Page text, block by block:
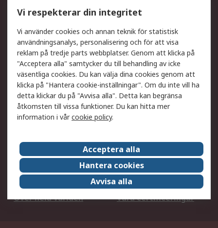
DesignSpark
Teknisk Support
Ditt lokala säljteam
Exportlösningar
Support
Få hjälp
Retur av varor
Leverans
Spåra din order
Begär en fakturakopi
Fördelar med RS-konto
Betalningsalternativ
Om RS
Försäljningsvillkor
Det juridiska
Press Centre
Jobba hos RS
ESG
Över hela världen
Våra certificeringar
Vi respekterar din integritet
Vi använder cookies och annan teknik för statistisk
användningsanalys, personalisering och för att visa
reklam på tredje parts webbplatser. Genom att klicka på
"Acceptera alla" samtycker du till behandling av icke
väsentliga cookies. Du kan välja dina cookies genom att
klicka på "Hantera cookie-inställningar". Om du inte vill ha
detta klickar du på "Avvisa alla". Detta kan begränsa
åtkomsten till vissa funktioner. Du kan hitta mer
information i vårcookie policy.
Acceptera alla
Hantera cookies
Avvisa alla